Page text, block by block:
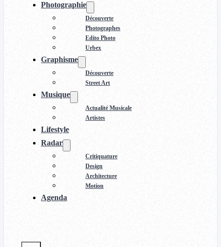
Photographie
Découverte
Photographes
Edito Photo
Urbex
Graphisme
Découverte
Street Art
Musique
Actualité Musicale
Artistes
Lifestyle
Radar
Critiquature
Design
Architecture
Motion
Agenda